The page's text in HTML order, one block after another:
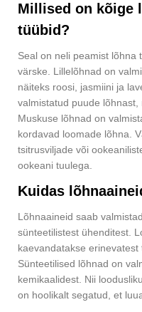
Millised on kõige
tüübid?
Seal on neli peamist lõhna
värske. Lillelõhnad on
näiteks roosi, jasmiini ja
valmistatud puude
Muskuse lõhnad on
kordavad loomade lõhna.
tsitrusviljade või
ookeani tuulega.
Kuidas
Lõhnaaineid saab
sünteetilistest ühenditest.
kaevandatakse
Sünteetilised lõhnad on
kemikaalidest. Nii
on hoolikalt segatud, et